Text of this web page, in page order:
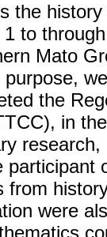
the
to
Mato
purpose,
the
in
participant
from
were